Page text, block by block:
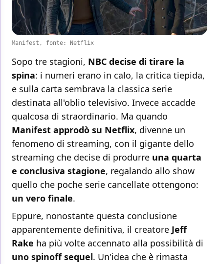
Manifest, fonte: Netflix
Sopo tre stagioni, NBC decise di tirare la
spina: i numeri erano in calo, la critica tiepida,
e sulla carta sembrava la classica serie
destinata all'oblio televisivo. Invece accadde
qualcosa di straordinario. Ma quando
Manifest approdò su Netflix, divenne un
fenomeno di streaming, con il gigante dello
streaming che decise di produrre una quarta
e conclusiva stagione, regalando allo show
quello che poche serie cancellate ottengono:
un vero finale.
Eppure, nonostante questa conclusione
apparentemente definitiva, il creatore Jeff
Rake ha più volte accennato alla possibilità di
uno spinoff sequel. Un'idea che è rimasta